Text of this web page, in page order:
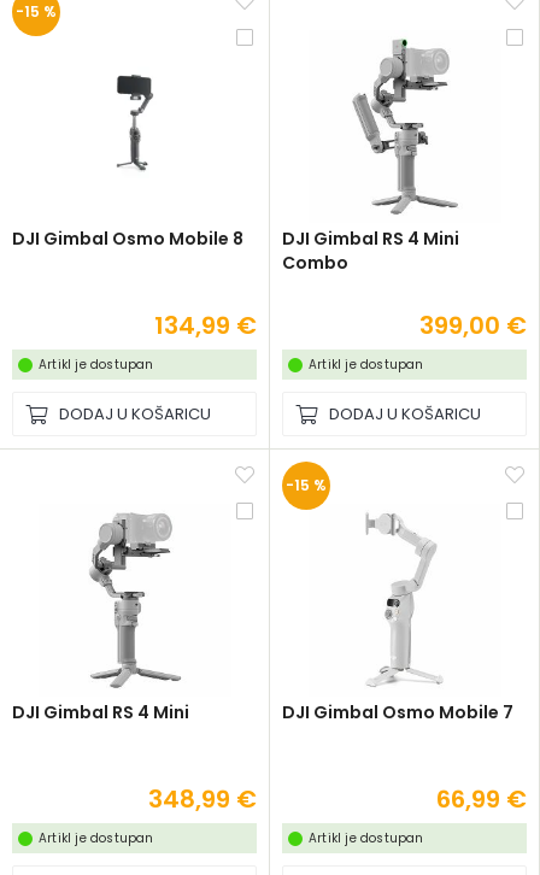
-15 %
DJI Gimbal Osmo Mobile 8
134,99 €
Artikl je dostupan
DODAJ U KOŠARICU
DJI Gimbal RS 4 Mini
Combo
399,00 €
Artikl je dostupan
DODAJ U KOŠARICU
DJI Gimbal RS 4 Mini
348,99 €
Artikl je dostupan
-15 %
DJI Gimbal Osmo Mobile 7
66,99 €
Artikl je dostupan